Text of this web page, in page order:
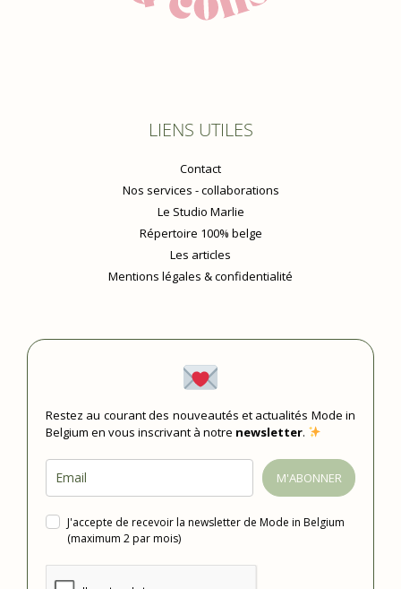
LIENS UTILES
Contact
Nos services - collaborations
Le Studio Marlie
Répertoire 100% belge
Les articles
Mentions légales & confidentialité
Restez au courant des nouveautés et actualités Mode in
Belgium en vous inscrivant à notre newsletter.
M'ABONNER
J'accepte de recevoir la newsletter de Mode in Belgium
(maximum 2 par mois)